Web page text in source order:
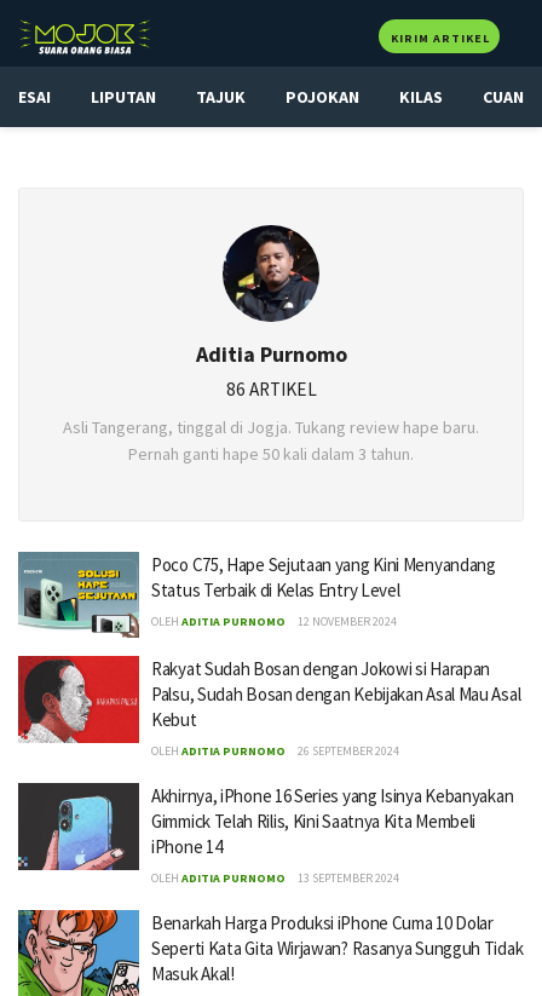
KIRIM ARTIKEL
ESAI LIPUTAN TAJUK POJOKAN KILAS CUAN
Aditia Purnomo
86 ARTIKEL
Asli Tangerang, tinggal di Jogja. Tukang review hape baru.
Pernah ganti hape 50 kali dalam 3 tahun.
Poco C75, Hape Sejutaan yang Kini Menyandang
Status Terbaik di Kelas Entry Level
OLEH ADITIA PURNOMO 12 NOVEMBER 2024
Rakyat Sudah Bosan dengan Jokowi si Harapan
Palsu, Sudah Bosan dengan Kebijakan Asal Mau Asal
Kebut
OLEH ADITIA PURNOMO 26 SEPTEMBER 2024
Akhirnya, iPhone 16 Series yang Isinya Kebanyakan
Gimmick Telah Rilis, Kini Saatnya Kita Membeli
iPhone 14
OLEH ADITIA PURNOMO 13 SEPTEMBER 2024
Benarkah Harga Produksi iPhone Cuma 10 Dolar
Seperti Kata Gita Wirjawan? Rasanya Sungguh Tidak
Masuk Akal!